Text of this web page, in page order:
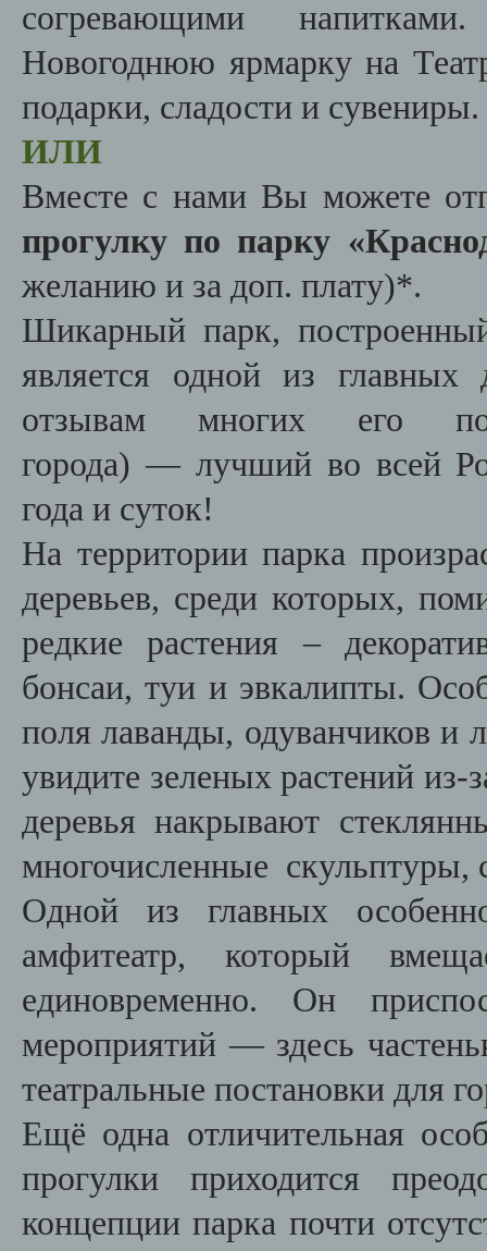
согревающими
Новогоднюю ярмарку на
подарки, сладости и сувениры.
ИЛИ
Вместе с нами Вы можете
прогулку по парку
желанию и за доп. плату)*.
Шикарный парк,
является одной из главных
отзывам многих его
города) — лучший во всей
года и суток!
На территории парка
деревьев, среди которых,
редкие растения –
бонсаи, туи и эвкалипты.
поля лаванды, одуванчиков и
увидите зеленых растений из-
деревья накрывают
многочисленные скульптуры,
Одной из главных
амфитеатр, который
единовременно. Он
мероприятий — здесь
театральные постановки для
Ещё одна отличительная
прогулки приходится
концепции парка почти